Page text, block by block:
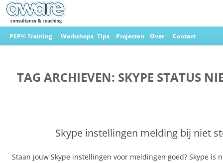
Ga
naar
PEP® Training Workshops Tips Projecten Over Contact
TAG ARCHIEVEN: SKYPE STATUS
Skype instellingen melding bij niet
Staan jouw Skype instellingen voor meldingen goed? Skype is